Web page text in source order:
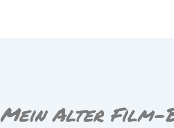
Mein Alter Film-